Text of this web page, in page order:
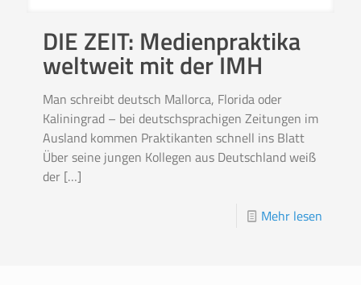
DIE ZEIT: Medienpraktika
weltweit mit der IMH
Man schreibt deutsch Mallorca, Florida oder
Kaliningrad – bei deutschsprachigen Zeitungen im
Ausland kommen Praktikanten schnell ins Blatt
Über seine jungen Kollegen aus Deutschland weiß
der […]
Mehr lesen